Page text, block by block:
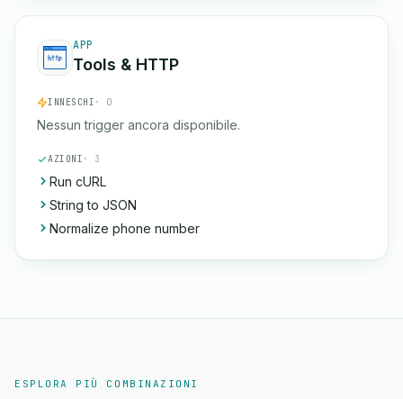
APP
Tools & HTTP
INNESCHI · 0
Nessun trigger ancora disponibile.
AZIONI · 3
Run cURL
String to JSON
Normalize phone number
ESPLORA PIÙ COMBINAZIONI